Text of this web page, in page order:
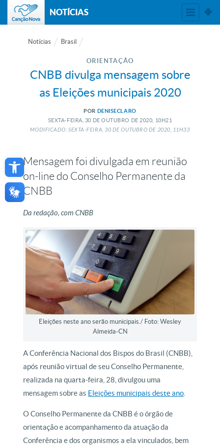
Open toolbar
NOTÍCIAS
Notícias Brasil
ORIENTAÇÃO
CNBB divulga mensagem sobre
as Eleições municipais 2020
POR DENISECLARO
SEXTA-FEIRA, 30 DE OUTUBRO DE 2020, 10H21
MODIFICADO: SEXTA-FEIRA, 30 DEOUTUBRO DE 2020, 11H33
Mensagem foi divulgada em reunião
on-line do Conselho Permanente da
CNBB
Da redação, com CNBB
Eleições neste ano serão municipais./ Foto: Wesley
Almeida-CN
A Conferência Nacional dos Bispos do Brasil (CNBB),
após reunião virtual de seu Conselho Permanente,
realizada na quarta-feira, 28, divulgou uma
mensagem sobre as Eleições municipais deste ano
O Conselho Permanente da CNBB é o órgão de
orientação e acompanhamento da atuação da
Conferência e dos organismos a ela vinculados, bem